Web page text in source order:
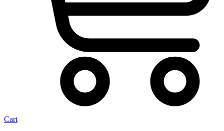
Cart